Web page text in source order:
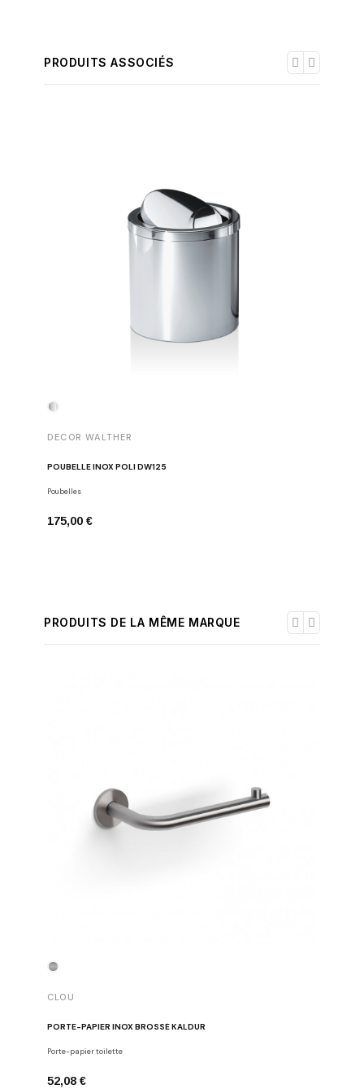
PRODUITS ASSOCIÉS
DECOR WALTHER
POUBELLE INOX POLI DW125
Poubelles
175,00 €
PRODUITS DE LA MÊME MARQUE
CLOU
PORTE-PAPIER INOX BROSSÉ KALDUR
Porte-papier toilette
52,08 €